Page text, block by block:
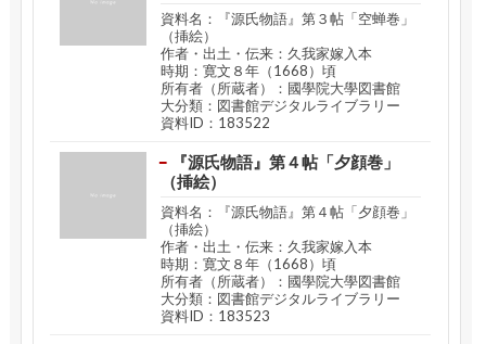
資料名：『源氏物語』第３帖「空蝉巻」
（挿絵）
作者・出土・伝来：久我家嫁入本
時期：寛文８年（1668）頃
所有者（所蔵者）：國學院大學図書館
大分類：図書館デジタルライブラリー
資料ID：183522
『源氏物語』第４帖「夕顔巻」
（挿絵）
資料名：『源氏物語』第４帖「夕顔巻」
（挿絵）
作者・出土・伝来：久我家嫁入本
時期：寛文８年（1668）頃
所有者（所蔵者）：國學院大學図書館
大分類：図書館デジタルライブラリー
資料ID：183523